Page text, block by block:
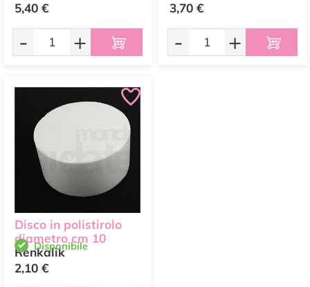
5,40 €
- +
3,70 €
- +
Disco in polistirolo
diametro cm 10
Renkalik
Disponibile
2,10 €